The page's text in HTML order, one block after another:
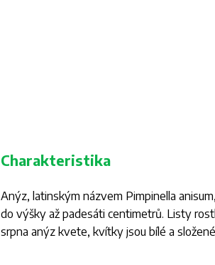
Charakteristika
Anýz, latinským názvem Pimpinella anisum
do výšky až padesáti centimetrů. Listy
srpna anýz kvete, kvítky jsou bílé a